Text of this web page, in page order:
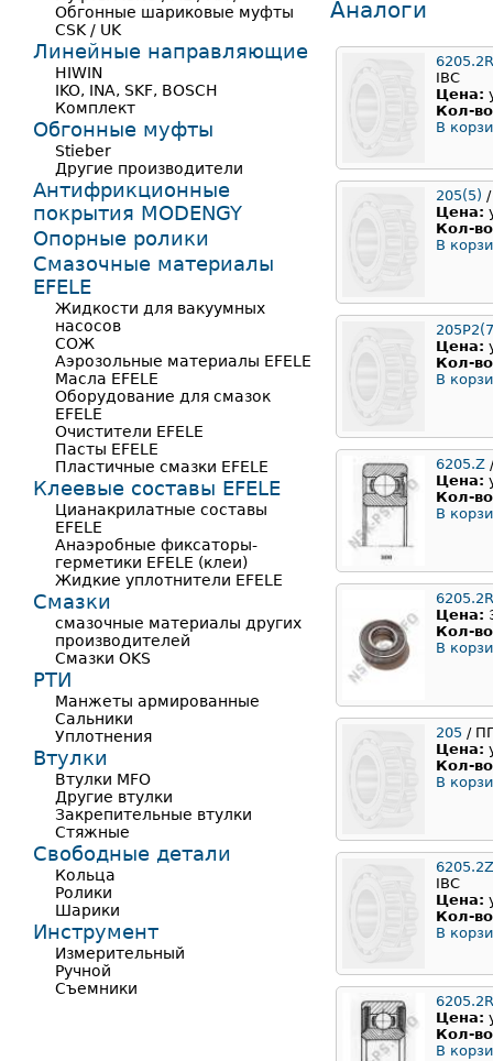
Аналоги
IBC
Цена:
Кол-
В
205(5)
Цена:
Кол-
В
Цена:
Кол-
В
6205.Z
Цена:
Кол-
В
Цена:
Кол-
В
205 /
Цена:
Кол-
В
IBC
Цена:
Кол-
В
Цена:
Кол-
В
Обгонные шариковые муфты
CSK / UK
Линейные направляющие
HIWIN
IKO, INA, SKF, BOSCH
Комплект
Обгонные муфты
Stieber
Другие производители
Антифрикционные
покрытия MODENGY
Опорные ролики
Смазочные материалы
EFELE
Жидкости для вакуумных
насосов
СОЖ
Аэрозольные материалы EFELE
Масла EFELE
Оборудование для смазок
EFELE
Очистители EFELE
Пасты EFELE
Пластичные смазки EFELE
Клеевые составы EFELE
Цианакрилатные составы
EFELE
Анаэробные фиксаторы-
герметики EFELE (клеи)
Жидкие уплотнители EFELE
Смазки
смазочные материалы других
производителей
Смазки OKS
РТИ
Манжеты армированные
Сальники
Уплотнения
Втулки
Втулки MFO
Другие втулки
Закрепительные втулки
Стяжные
Свободные детали
Кольца
Ролики
Шарики
Инструмент
Измерительный
Ручной
Съемники